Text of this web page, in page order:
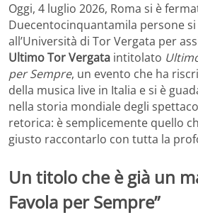
Oggi, 4 luglio 2026, Roma si è
Duecentocinquantamila persone
all’Università di Tor Vergata per
Ultimo Tor Vergata intitolato
per Sempre, un evento che ha
della musica live in Italia e si è
nella storia mondiale degli
retorica: è semplicemente quello
giusto raccontarlo con tutta la
Un titolo che è già un
Favola per Sempre”